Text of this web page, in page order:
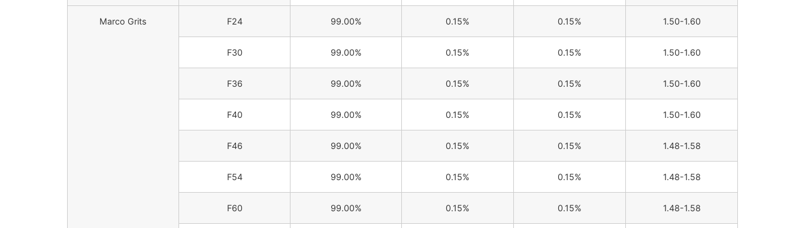
Marco Grits F24 99.00% 0.15% 0.15% 1.50-1.60
F30 99.00% 0.15% 0.15% 1.50-1.60
F36 99.00% 0.15% 0.15% 1.50-1.60
F40 99.00% 0.15% 0.15% 1.50-1.60
F46 99.00% 0.15% 0.15% 1.48-1.58
F54 99.00% 0.15% 0.15% 1.48-1.58
F60 99.00% 0.15% 0.15% 1.48-1.58